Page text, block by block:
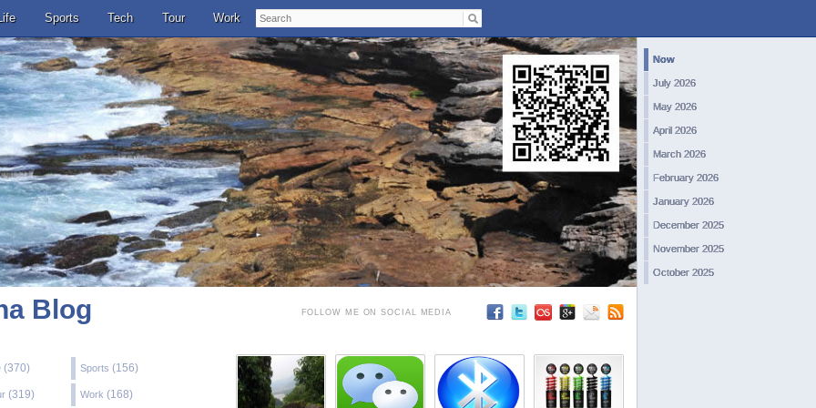
Sports Tech Tour Work
Now
July 2026
May 2026
April 2026
March 2026
February 2026
January 2026
December 2025
November 2025
October 2025
Search
Blog
(370) Sports (156)
(319) Work (168)
FOLLOW ME ON SOCIAL MEDIA